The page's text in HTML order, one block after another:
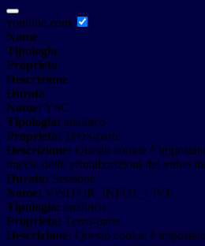
youtube.com
Nome
Tipologia
Proprieta
Descrizione
Durata
Nome: YSC
Tipologia: analitico
Proprieta: Terza-parte
Descrizione: Questo cookie è
traccia delle visualizzazioni dei video
Durata: Sessione
Nome: VISITOR_INFO1_LIVE
Tipologia: analitico
Proprieta: Terza-parte
Descrizione: Questo cookie è